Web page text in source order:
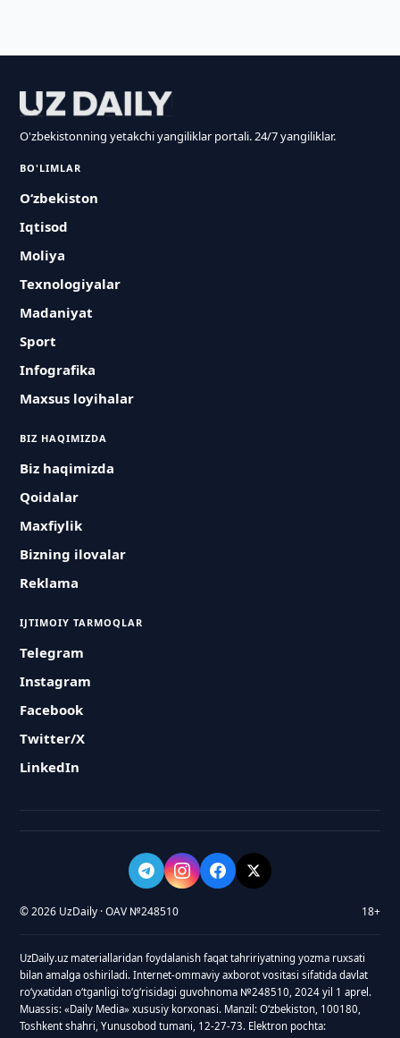
O'zbekistonning yetakchi yangiliklar portali. 24/7 yangiliklar.
BO'LIMLAR
O‘zbekiston
Iqtisod
Moliya
Texnologiyalar
Madaniyat
Sport
Infografika
Maxsus loyihalar
BIZ HAQIMIZDA
Biz haqimizda
Qoidalar
Maxfiylik
Bizning ilovalar
Reklama
IJTIMOIY TARMOQLAR
Telegram
Instagram
Facebook
Twitter/X
LinkedIn
© 2026 UzDaily · OAV №248510 18+
UzDaily.uz materiallaridan foydalanish faqat tahririyatning yozma ruxsati
bilan amalga oshiriladi. Internet-ommaviy axborot vositasi sifatida davlat
roʻyxatidan oʻtganligi toʻgʻrisidagi guvohnoma №248510, 2024 yil 1 aprel.
Muassis: «Daily Media» xususiy korxonasi. Manzil: Oʻzbekiston, 100180,
Toshkent shahri, Yunusobod tumani, 12-27-73. Elektron pochta: